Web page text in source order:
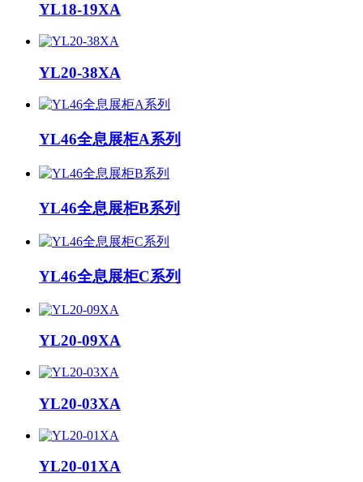
YL18-19XA
YL20-38XA
YL46全息展柜A系列
YL46全息展柜B系列
YL46全息展柜C系列
YL20-09XA
YL20-03XA
YL20-01XA